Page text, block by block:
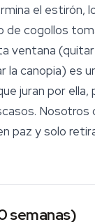
el estirón,
de cogollos
ventana (quitar
la canopia) es
juran por ella,
Nosotros
paz y solo
semanas)